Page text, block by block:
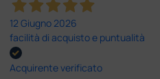
12 Giugno 2026
facilità di acquisto e puntualità
Acquirente verificato